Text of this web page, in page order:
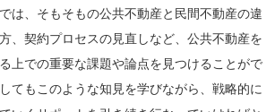
は、そもそもの公共不動産と民間不動産の違
、契約プロセスの見直しなど、公共不動産を
上での重要な課題や論点を見つけることがで
てもこのような知見を学びながら、戦略的に